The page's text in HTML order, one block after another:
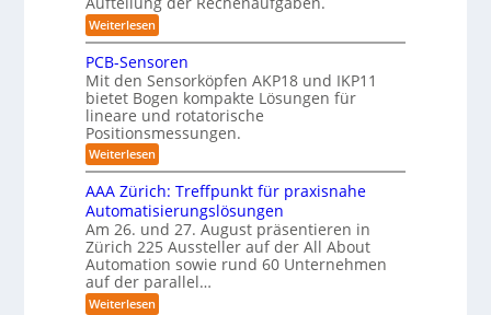
s
t
i
k
z
e
r
t
i
f
i
z
i
e
r
t
o
t
i
k
e
i
t
n
v
o
n
K
I
w
i
c
h
t
i
g
e
r
a
ü
r
S
y
s
t
e
m
i
n
t
e
g
r
a
t
i
o
n
e
Weiterlesen:
I
t
e
l
l
i
g
e
n
t
e
t
e
u
e
r
PCB-Sensoren
Mit den Sensorköpfen AKP18 und IKP11
bietet Bogen kompakte Lösungen für
lineare und rotatorische
Positionsmessungen.
Weiterlesen:
P
C
B
-
S
e
n
s
o
r
AAA Zürich: Treffpunkt für praxisnahe
Automatisierungslösungen
Am 26. und 27. August präsentieren in
Zürich 225 Aussteller auf der All About
Automation sowie rund 60 Unternehmen
auf der parallel…
Weiterlesen: